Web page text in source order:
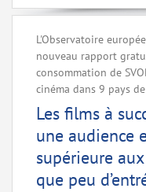
L'Observatoire
nouveau rapport
consommation de
cinéma dans 9 pays
Les films à
une audience
supérieure
que peu